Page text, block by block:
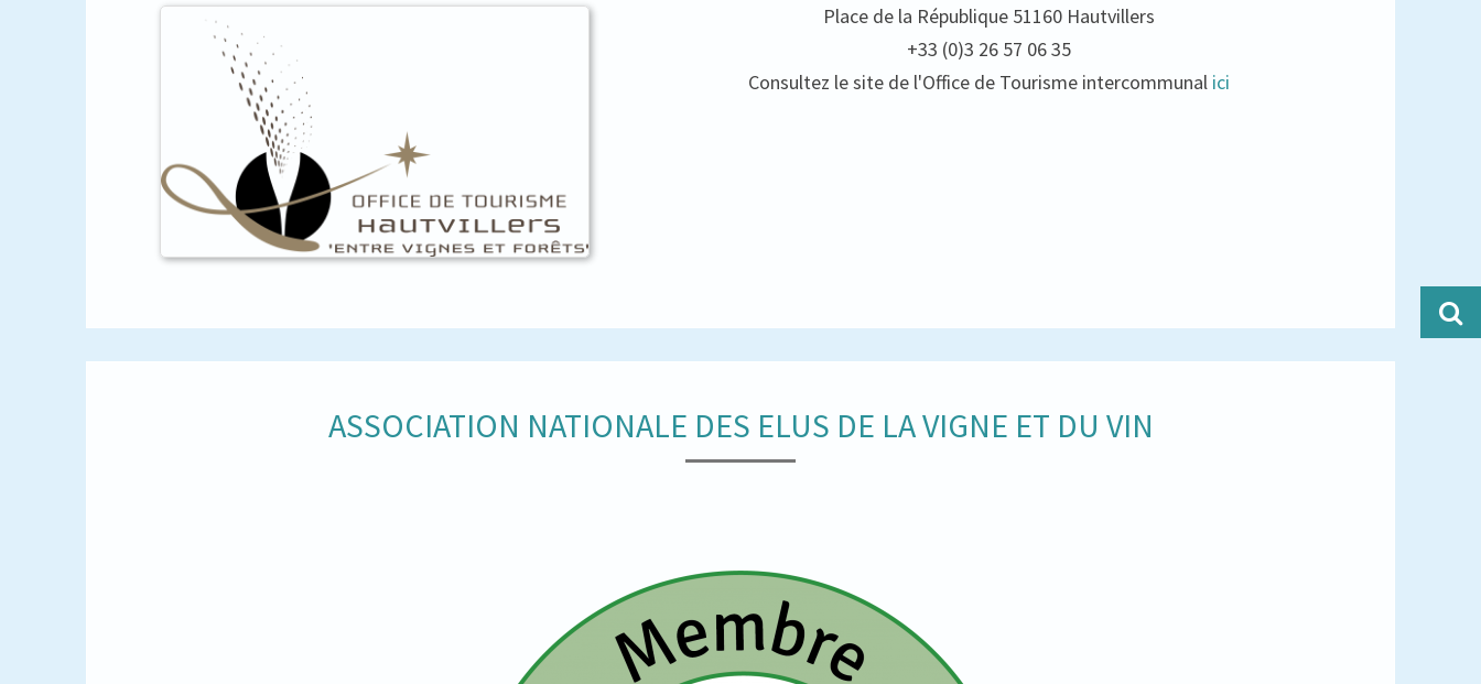
Place de la République 51160 Hautvillers
+33 (0)3 26 57 06 35
Consultez le site de l'Office de Tourisme intercommunal ici
ASSOCIATION NATIONALE DES ELUS DE LA VIGNE ET DU VIN